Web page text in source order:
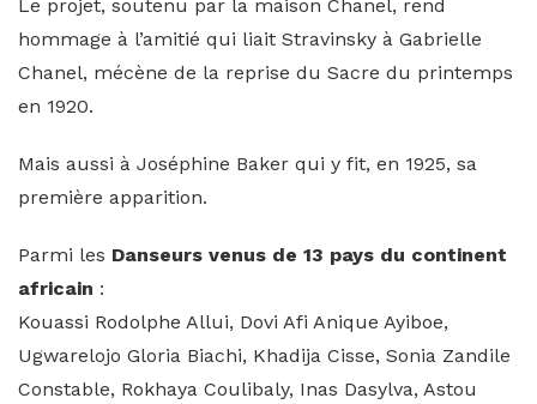
Le projet, soutenu par la maison Chanel, rend
hommage à l’amitié qui liait Stravinsky à Gabrielle
Chanel, mécène de la reprise du Sacre du printemps
en 1920.
Mais aussi à Joséphine Baker qui y fit, en 1925, sa
première apparition.
Parmi les Danseurs venus de 13 pays du continent
africain :
Kouassi Rodolphe Allui, Dovi Afi Anique Ayiboe,
Ugwarelojo Gloria Biachi, Khadija Cisse, Sonia Zandile
Constable, Rokhaya Coulibaly, Inas Dasylva, Astou